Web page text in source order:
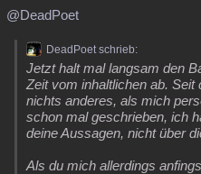
Lesenswert Schlüsselwörter
@DeadPoet
DeadPoet schrieb:
Jetzt halt mal langsam den
Zeit vom inhaltlichen ab.
nichts anderes, als mich
schon mal geschrieben, ich
deine Aussagen, nicht über
Als du mich allerdings